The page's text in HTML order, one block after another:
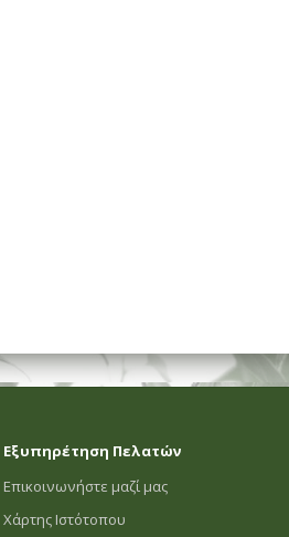
ΣΥΣΤΗΜΑΤΟΣ
Εξυπηρέτηση Πελατών
Επικοινωνήστε μαζί μας
Χάρτης Ιστότοπου